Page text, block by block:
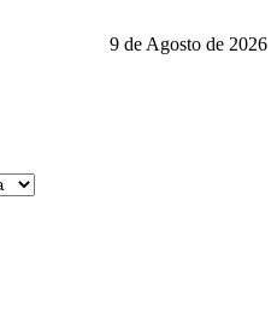
9 de Agosto de 2026